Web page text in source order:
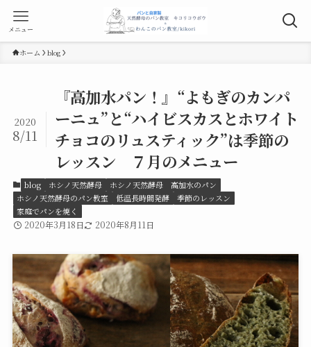
メニュー
ホーム blog
『高加水パン！』“よもぎのカンパ
ーニュ”と“ハイビスカスとホワイト
チョコのリュスティック”は季節の
レッスン ７月のメニュー
2020
8/11
blog ホシノ天然酵母
ホシノ天然酵母 高加水のパン
ホシノ天然酵母のパン教室
低温長時間発酵
季節のレッスン
家庭でパンを焼く
2020年3月18日 2020年8月11日